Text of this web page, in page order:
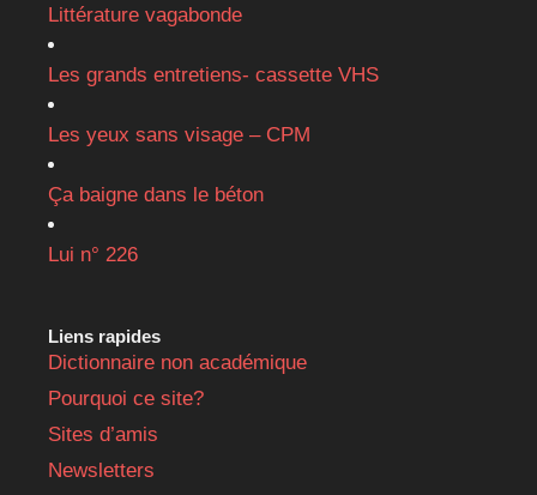
Littérature vagabonde
Les grands entretiens- cassette VHS
Les yeux sans visage – CPM
Ça baigne dans le béton
Lui n° 226
Liens rapides
Dictionnaire non académique
Pourquoi ce site?
Sites d’amis
Newsletters